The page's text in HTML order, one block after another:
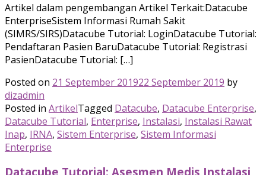
Artikel dalam pengembangan Artikel Terkait:Datacube
EnterpriseSistem Informasi Rumah Sakit
(SIMRS/SIRS)Datacube Tutorial: LoginDatacube Tutorial:
Pendaftaran Pasien BaruDatacube Tutorial: Registrasi
PasienDatacube Tutorial: […]
Posted on 21 September 201922 September 2019 by
dizadmin
Posted in ArtikelTagged Datacube, Datacube Enterprise,
Datacube Tutorial, Enterprise, Instalasi, Instalasi Rawat
Inap, IRNA, Sistem Enterprise, Sistem Informasi
Enterprise
Datacube Tutorial: Asesmen Medis Instalasi